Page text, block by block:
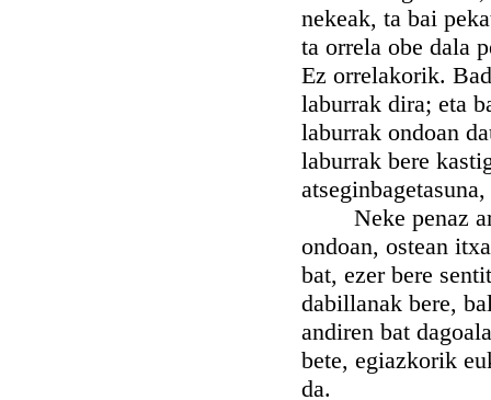
nekeak, ta bai
ta orrela obe dala
Ez orrelakorik.
laburrak dira; eta
laburrak ondoan
laburrak bere
Neke penaz
ondoan, ostean
bat, ezer bere
dabillanak bere,
andiren bat
bete, egiazkorik
da.